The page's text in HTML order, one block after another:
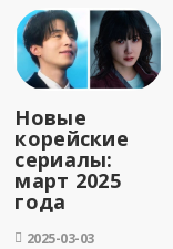
Новые
корейские
сериалы:
март 2025
года
2025-03-03